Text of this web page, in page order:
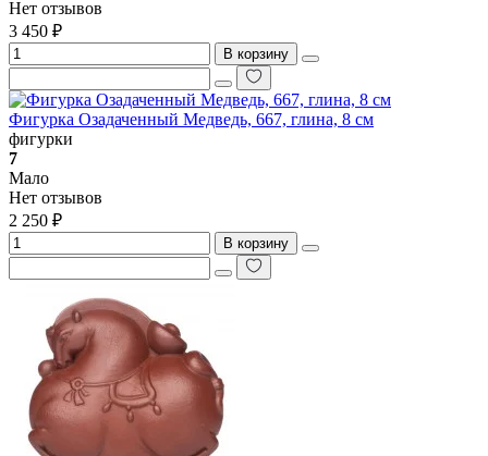
Нет отзывов
3 450 ₽
В корзину
Фигурка Озадаченный Медведь, 667, глина, 8 см
фигурки
7
Мало
Нет отзывов
2 250 ₽
В корзину